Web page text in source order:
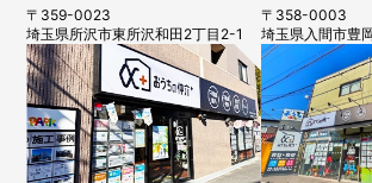
〒359-0023
埼玉県所沢市東所沢和田2丁目2-1
〒358-0003
埼玉県入間市豊